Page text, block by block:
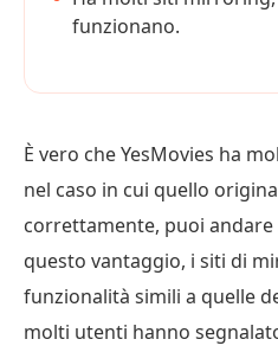
funzionano.
È vero che YesMovies ha
nel caso in cui quello
correttamente, puoi
questo vantaggio, i siti di
funzionalità simili a quelle
molti utenti hanno